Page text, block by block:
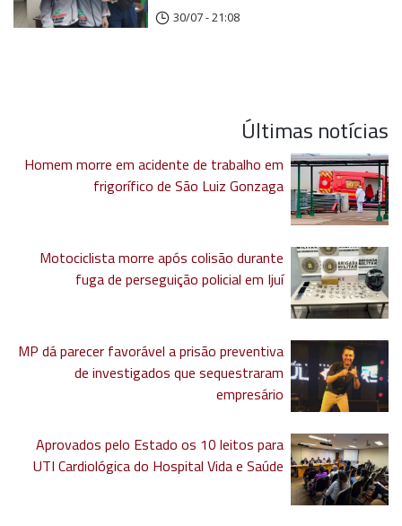
30/07 - 21:08
Últimas notícias
Homem morre em acidente de trabalho em
frigorífico de São Luiz Gonzaga
Motociclista morre após colisão durante
fuga de perseguição policial em Ijuí
MP dá parecer favorável a prisão preventiva
de investigados que sequestraram
empresário
Aprovados pelo Estado os 10 leitos para
UTI Cardiológica do Hospital Vida e Saúde